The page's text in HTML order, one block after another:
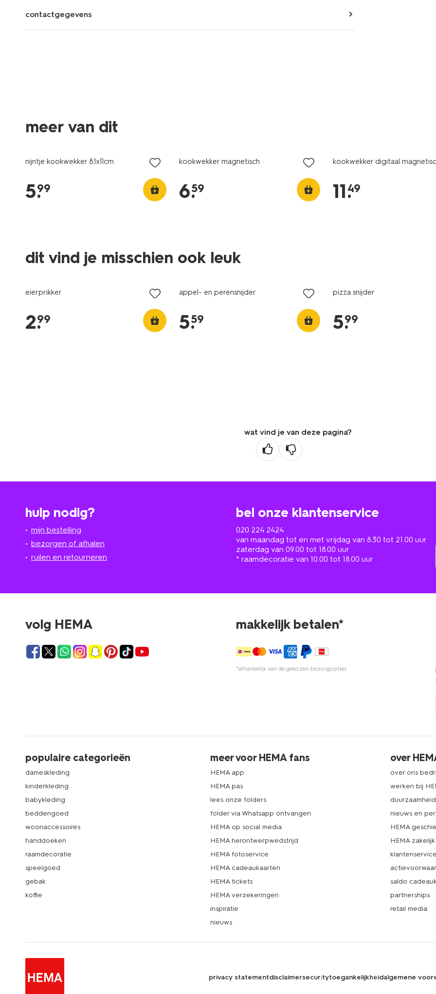
contactgegevens
meer van dit
nijntje kookwekker 8.1x11cm
5.
99
kookwekker magnetisch
6.
59
kookwekker digitaal
11.
49
dit vind je misschien ook leuk
eierprikker
2.
99
appel- en perensnijder
5.
59
pizza snijder
5.
99
wat vind je van deze pagina?
hulp nodig?
mijn bestelling
bezorgen of afhalen
ruilen en retourneren
bel onze klantenservice
020 224 2424
van maandag tot en met vrijdag van 8.30 tot 21.00 uur
zaterdag van 09.00 tot 18.00 uur
* raamdecoratie van 10.00 tot 18.00 uur
volg HEMA makkelijk betalen*
*afhankelijk van de gekozen bezorgopties
populaire categorieën
dameskleding
kinderkleding
babykleding
beddengoed
woonaccessoires
handdoeken
raamdecoratie
speelgoed
gebak
koffie
meer voor HEMA fans
HEMA app
HEMA pas
lees onze folders
folder via Whatsapp ontvangen
HEMA op social media
HEMA herontwerpwedstrijd
HEMA fotoservice
HEMA cadeaukaarten
HEMA tickets
HEMA verzekeringen
inspiratie
nieuws
over
over ons
werken bij
duurzaamheid
nieuws en
HEMA
HEMA zakelijk
klantenservice
saldo
partnerships
retail media
privacy statementdisclaimersecuritytoegankelijkheidalgemene